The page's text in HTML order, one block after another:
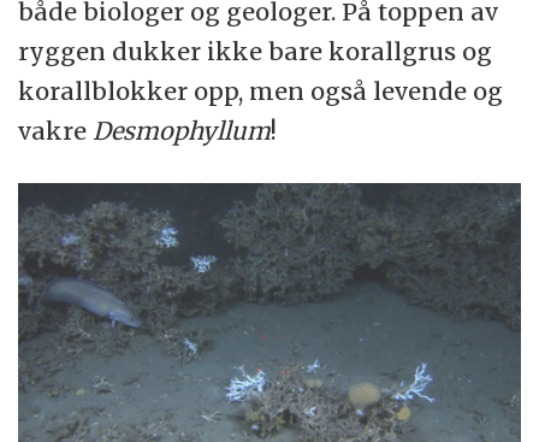
både biologer og geologer. På toppen av
ryggen dukker ikke bare korallgrus og
korallblokker opp, men også levende og
vakre Desmophyllum!